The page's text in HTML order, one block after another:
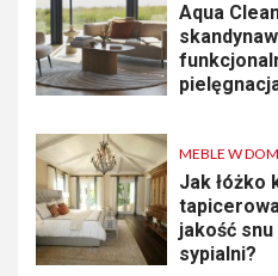
Aqua
MEBLE W
Jak łóżko
jakość
sypialni?